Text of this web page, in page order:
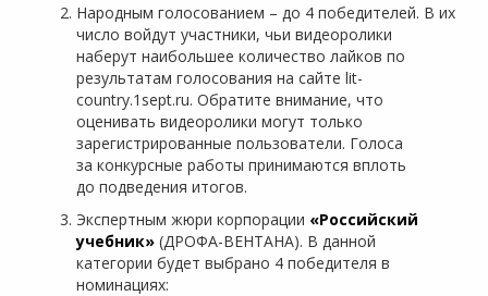
Народным голосованием – до 4 победителей. В их
число войдут участники, чьи видеоролики
наберут наибольшее количество лайков по
результатам голосования на сайте lit-
country.1sept.ru. Обратите внимание, что
оценивать видеоролики могут только
зарегистрированные пользователи. Голоса
за конкурсные работы принимаются вплоть
до подведения итогов.
Экспертным жюри корпорации «Российский
учебник» (ДРОФА-ВЕНТАНА). В данной
категории будет выбрано 4 победителя в
номинациях: